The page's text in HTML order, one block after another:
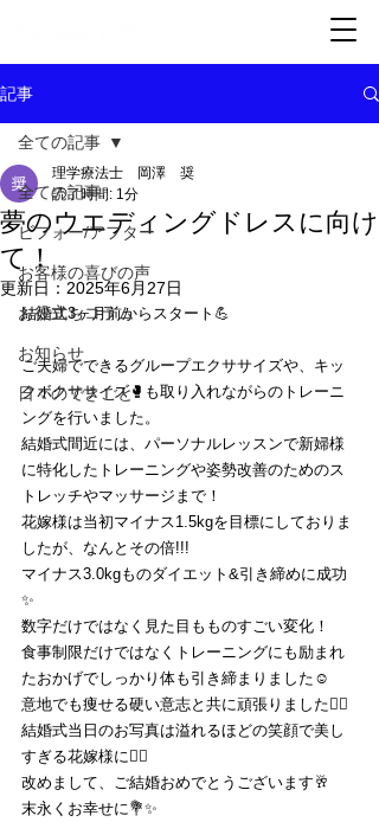
記事
全ての記事
ビフォー/アフター
お客様の喜びの声
お役立ちコラム
お知らせ
日々のできごと
全ての記事
夢のウエディングドレスに向け
て！
理学療法士 岡澤 奨
読了時間: 1分
更新日： 2025年6月27日
結婚式3ヶ月前からスタート💪
ご夫婦でできるグループエクササイズや、キッ
クボクササイズ🥊も取り入れながらのトレーニ
ングを行いました。
結婚式間近には、パーソナルレッスンで新婦様
に特化したトレーニングや姿勢改善のためのス
トレッチやマッサージまで！
花嫁様は当初マイナス1.5kgを目標にしておりま
したが、なんとその倍!!!
マイナス3.0kgものダイエット&引き締めに成功
✨
数字だけではなく見た目もものすごい変化！
食事制限だけではなくトレーニングにも励まれ
たおかげでしっかり体も引き締まりました☺️
意地でも痩せる硬い意志と共に頑張りました🙆‍♂️
結婚式当日のお写真は溢れるほどの笑顔で美し
すぎる花嫁様に👰‍♀️
改めまして、ご結婚おめでとうございます🥂
末永くお幸せに💐✨